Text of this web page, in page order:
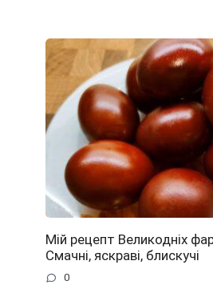
Мій рецепт Великодніх
Смачні, яскраві, блискучі
0